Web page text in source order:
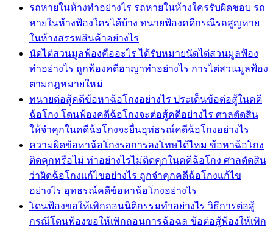
รถหายในห้างทำอย่างไร รถหายในห้างใครรับผิดชอบ รถ
หายในห้างฟ้องใครได้บ้าง ทนายฟ้องคดีกรณีรถสูญหาย
ในห้างสรรพสินค้าอย่างไร
นัดไต่สวนมูลฟ้องคืออะไร ได้รับหมายนัดไต่สวนมูลฟ้อง
ทำอย่างไร ถูกฟ้องคดีอาญาทำอย่างไร การไต่สวนมูลฟ้อง
ตามกฎหมายใหม่
ทนายต่อสู้คดีข้อหาฉ้อโกงอย่างไร ประเด็นข้อต่อสู้ในคดี
ฉ้อโกง โดนฟ้องคดีฉ้อโกงจะต่อสู้คดีอย่างไร ศาลตัดสิน
ให้จำคุกในคดีฉ้อโกงจะยื่นอุท่ธรณ์คดีฉ้อโกงอย่างไร
ความผิดข้อหาฉ้อโกงรอการลงโทษได้ไหม ข้อหาฉ้อโกง
ติดคุกหรือไม่ ทำอย่างไรไม่ติดคุกในคดีฉ้อโกง ศาลตัดสิน
ว่าผิดฉ้อโกงแก้ไขอย่างไร ถูกจำคุกคดีฉ้อโกงแก้ไข
อย่างไร อุทธรณ์คดีข้อหาฉ้อโกงอย่างไร
โดนฟ้องขอให้เพิกถอนนิติกรรมทำอย่างไร วิธีการต่อสู้
กรณีโดนฟ้องขอให้เพิกถอนการฉ้อฉล ข้อต่อสู้ฟ้องให้เพิก